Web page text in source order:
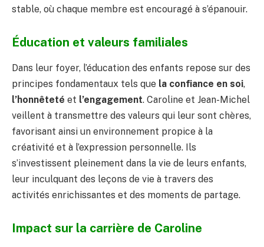
stable, où chaque membre est encouragé à s’épanouir.
Éducation et valeurs familiales
Dans leur foyer, l’éducation des enfants repose sur des
principes fondamentaux tels que la confiance en soi,
l’honnêteté et l’engagement. Caroline et Jean-Michel
veillent à transmettre des valeurs qui leur sont chères,
favorisant ainsi un environnement propice à la
créativité et à l’expression personnelle. Ils
s’investissent pleinement dans la vie de leurs enfants,
leur inculquant des leçons de vie à travers des
activités enrichissantes et des moments de partage.
Impact sur la carrière de Caroline